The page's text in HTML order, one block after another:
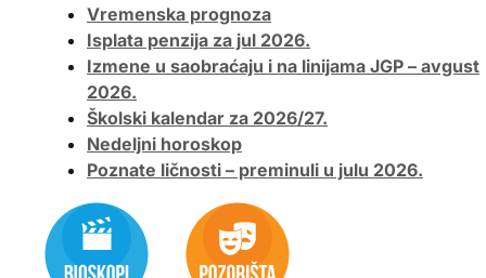
Vremenska prognoza
Isplata penzija za jul 2026.
Izmene u saobraćaju i na linijama JGP – avgust
2026.
Školski kalendar za 2026/27.
Nedeljni horoskop
Poznate ličnosti – preminuli u julu 2026.